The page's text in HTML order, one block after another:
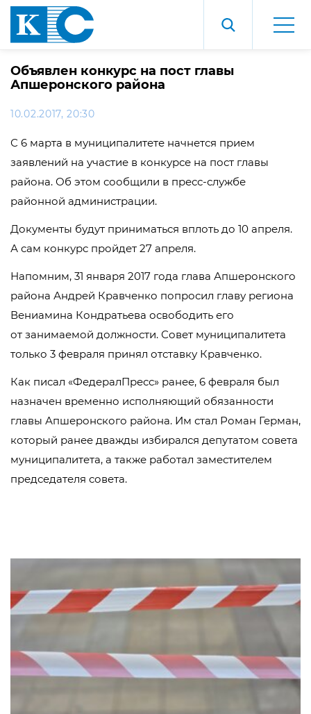
Объявлен конкурс на пост главы
Апшеронского района
10.02.2017, 20:30
С 6 марта в муниципалитете начнется прием
заявлений на участие в конкурсе на пост главы
района. Об этом сообщили в пресс-службе
районной администрации.
Документы будут приниматься вплоть до 10 апреля.
А сам конкурс пройдет 27 апреля.
Напомним, 31 января 2017 года глава Апшеронского
района Андрей Кравченко попросил главу региона
Вениамина Кондратьева освободить его
от занимаемой должности. Совет муниципалитета
только 3 февраля принял отставку Кравченко.
Как писал «ФедералПресс» ранее, 6 февраля был
назначен временно исполняющий обязанности
главы Апшеронского района. Им стал Роман Герман,
который ранее дважды избирался депутатом совета
муниципалитета, а также работал заместителем
председателя совета.